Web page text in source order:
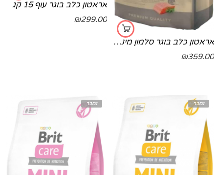
אראטון כלב בוגר סלמון מיני 15 ק"ג 15 קג
₪359.00
אראטון כלב בוגר עוף 15 קג
₪299.00
נמכר נמכר